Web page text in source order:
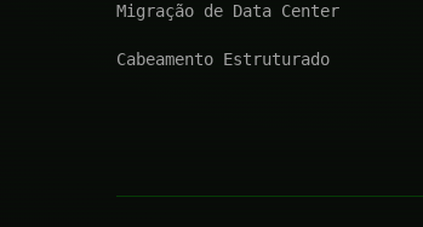
Migração de Data Center
Cabeamento Estruturado